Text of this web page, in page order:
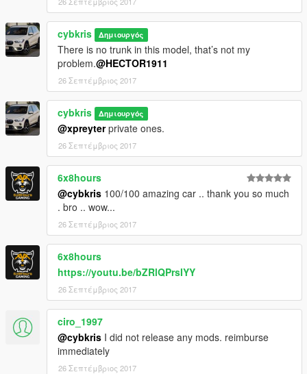
cybkris Δημιουργός
There is no trunk in this model, that’s not my
problem.@HECTOR1911
26 Σεπτέμβριος 2017
cybkris Δημιουργός
@xpreyterprivate ones.
26 Σεπτέμβριος 2017
6x8hours
@cybkris 100/100 amazing car .. thank you so much
. bro .. wow...
26 Σεπτέμβριος 2017
6x8hours
https://youtu.be/bZRlQPrsIYY
26 Σεπτέμβριος 2017
ciro_1997
@cybkris I did not release any mods. reimburse
immediately
26 Σεπτέμβριος 2017